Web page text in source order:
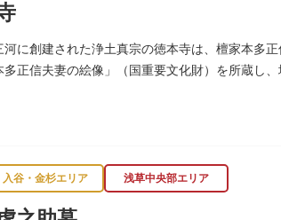
河に創建された浄土真宗の徳本寺は、檀家本多
多正信夫妻の絵像」（国重要文化財）を所蔵し
入谷・金杉エリア 浅草中央部エリア